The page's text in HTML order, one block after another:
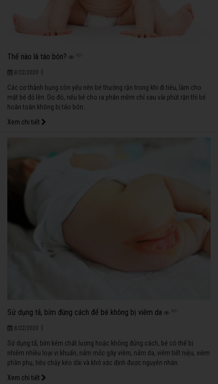
Thế nào là táo bón? 901
8/22/2020
Các cơ thành bụng còn yếu nên bé thường rặn trong khi đi tiêu, làm cho
mặt bé đỏ lên. Do đó, nếu bé cho ra phân mềm chỉ sau vài phút rặn thì bé
hoàn toàn không bị táo bón.
Xem chi tiết
Sử dụng tã, bỉm đúng cách để bé không bị viêm da 901
8/22/2020
Sử dụng tã, bỉm kém chất lượng hoặc không đúng cách, bé có thể bị
nhiễm nhiều loại vi khuẩn, nấm mốc gây viêm, nấm da, viêm tiết niệu, viêm
phần phụ, tiêu chảy kéo dài và khó xác định được nguyên nhân.
Xem chi tiết